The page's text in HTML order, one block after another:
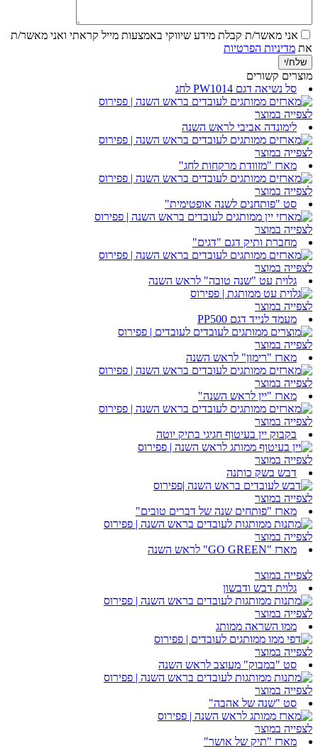
אני מאשר/ת קבלת מידע שיווקי באמצעות מייל קראתי ואני מאשר/ת
את מדיניות הפרטיות
מוצרים קשורים
סל נשיאה דגם PW1014 לחג
לצפייה במוצר
לימונדה אביבי לראש השנה
לצפייה במוצר
מארז "מזוודת מרקחות לחג"
לצפייה במוצר
סט "פותחנים לשנה אופטימית"
לצפייה במוצר
מחברת ותיק דגם "דגים"
לצפייה במוצר
גלוית עט "שנה טובה" לראש השנה
לצפייה במוצר
מעמד לנייד דגם PP500
לצפייה במוצר
מארז "רימון" לראש השנה
לצפייה במוצר
מארז "יין לראש השנה"
לצפייה במוצר
בקבוק יין בעיטוף חגיגי בתיק יוטה
לצפייה במוצר
דבש בשק כותנה
לצפייה במוצר
מארז "פותחים שנה של דברים טובים"
לצפייה במוצר
מארז "GO GREEN" לראש השנה
לצפייה במוצר
גלוית דבש ודבשון
לצפייה במוצר
ממו השראה ממותג
לצפייה במוצר
סט "במבוק" מעוצב לראש השנה
לצפייה במוצר
סט "שנה של אהבה"
לצפייה במוצר
מארז "תיק של אושר"